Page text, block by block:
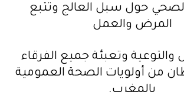
حول سبل العالج وتتبع
المرض والعمل
والتوعية وتعبئة جميع الفرقاء
من أولويات الصحة العمومية